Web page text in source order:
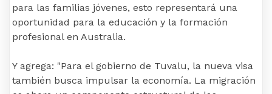
para las familias jóvenes, esto representará una
oportunidad para la educación y la formación
profesional en Australia.
Y agrega: "Para el gobierno de Tuvalu, la nueva visa
también busca impulsar la economía. La migración